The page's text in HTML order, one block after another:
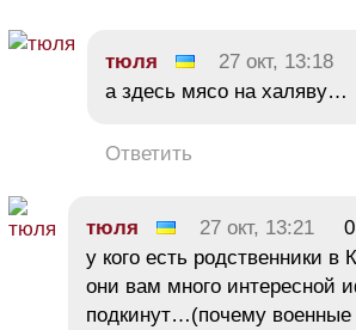
тюля 27 окт, 13:18
а здесь мясо на халяву…
Ответить
тюля 27 окт, 13:21
0
у кого есть родственники в
они вам много интересной
подкинут…(почему военные